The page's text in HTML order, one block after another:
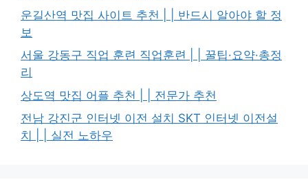
운길산역 맛집 사이트 추천 | | 반드시 알아야 할 정
보
서울 강동구 직업 훈련 직업훈련 | | 꿀팁·요약·총정
리
상도역 맛집 어플 추천 | | 전문가 추천
전남 강진군 인터넷 이전 설치 SKT 인터넷 이전설
치 | | 실전 노하우